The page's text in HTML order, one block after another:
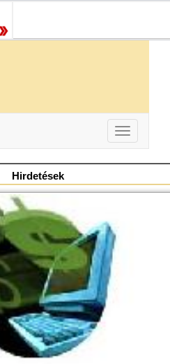
Toggle
navigation
-
-
Hirdetések